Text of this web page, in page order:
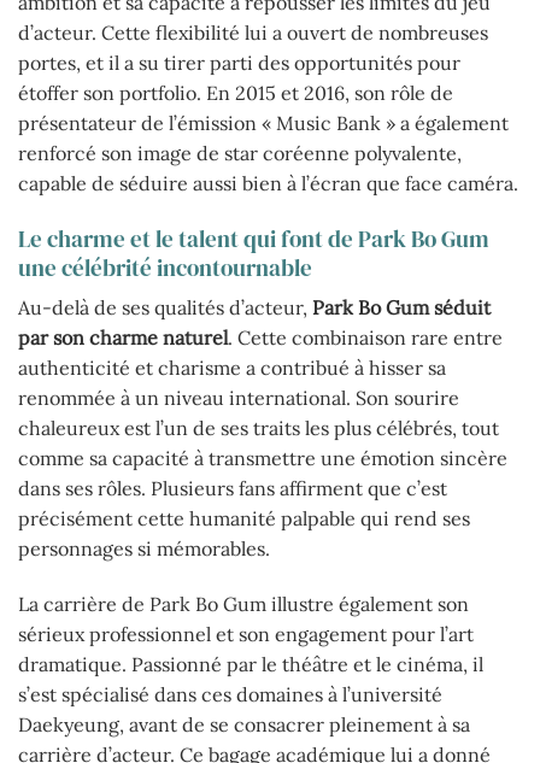
d’acteur. Cette flexibilité lui a ouvert de nombreuses
portes, et il a su tirer parti des opportunités pour
étoffer son portfolio. En 2015 et 2016, son rôle de
présentateur de l’émission « Music Bank » a également
renforcé son image de star coréenne polyvalente,
capable de séduire aussi bien à l’écran que face caméra.
Le charme et le talent qui font de Park Bo Gum
une célébrité incontournable
Au-delà de ses qualités d’acteur, Park Bo Gum séduit
par son charme naturel. Cette combinaison rare entre
authenticité et charisme a contribué à hisser sa
renommée à un niveau international. Son sourire
chaleureux est l’un de ses traits les plus célébrés, tout
comme sa capacité à transmettre une émotion sincère
dans ses rôles. Plusieurs fans affirment que c’est
précisément cette humanité palpable qui rend ses
personnages si mémorables.
La carrière de Park Bo Gum illustre également son
sérieux professionnel et son engagement pour l’art
dramatique. Passionné par le théâtre et le cinéma, il
s’est spécialisé dans ces domaines à l’université
Daekyeung, avant de se consacrer pleinement à sa
carrière d’acteur. Ce bagage académique lui a donné